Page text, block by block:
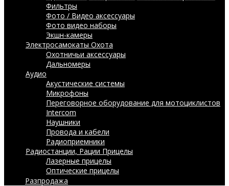
Фильтры
Фото / Видео аксессуары
Фото видео наборы
Экшн-камеры
Электросамокаты Охота
Охотничьи аксессуары
Дальномеры
Аудио
Акустические системы
Микрофоны
Переговорное оборудование для мотоциклистов
Intercom
Наушники
Провода и кабели
Радиоприемники
Радиостанции, Рации Прицелы
Лазерные прицелы
Оптические прицелы
Разпродажа